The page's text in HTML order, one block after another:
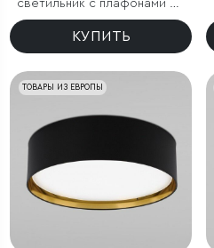
светильник с плафонами из
фактурного стекла
КУПИТЬ
ТОВАРЫ ИЗ ЕВРОПЫ